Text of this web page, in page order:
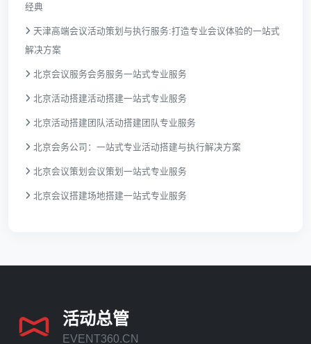
经典
天津高端会议活动策划与执行服务:打造专业会议体验的一站式
解决方案
北京会议服务会务服务一站式专业服务
北京活动搭建活动搭建一站式专业服务
北京活动搭建团队活动搭建团队专业服务
北京会务公司：一站式专业活动搭建与执行解决方案
北京会议策划会议策划一站式专业服务
北京会议搭建场地搭建一站式专业服务
活动总管
EVENT360.CN